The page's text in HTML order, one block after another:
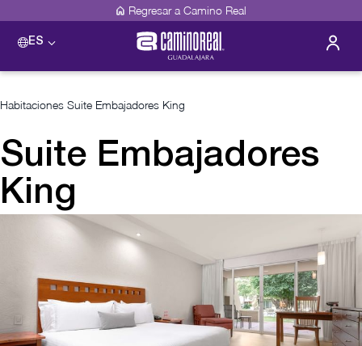
Regresar a Camino Real
ES
Habitaciones Suite Embajadores King
Suite Embajadores
King